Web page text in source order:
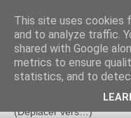
Ça se
Astronomie,
L'infini se contemple,
This site uses cookies
and to analyze traffic.
shared with Google
metrics to ensure
statistics, and to